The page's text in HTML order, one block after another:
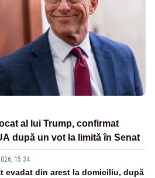
al lui Trump, confirmat
după un vot la limită în Senat
15:34
evadat din arest la domiciliu, după